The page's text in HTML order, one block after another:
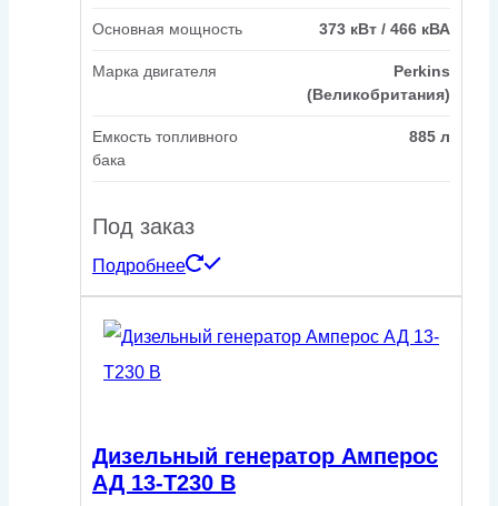
Основная мощность 373 кВт / 466 кВА
Марка двигателя
Perkins
(Великобритания)
Емкость топливного
бака
885 л
Под заказ
Подробнее
Дизельный генератор Амперос
АД 13-Т230 B